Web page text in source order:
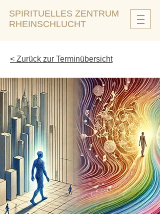
SPIRITUELLES ZENTRUM
RHEINSCHLUCHT
< Zurück zur Terminübersicht